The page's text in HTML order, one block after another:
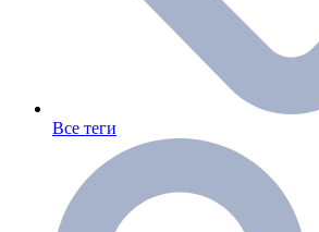
Все теги